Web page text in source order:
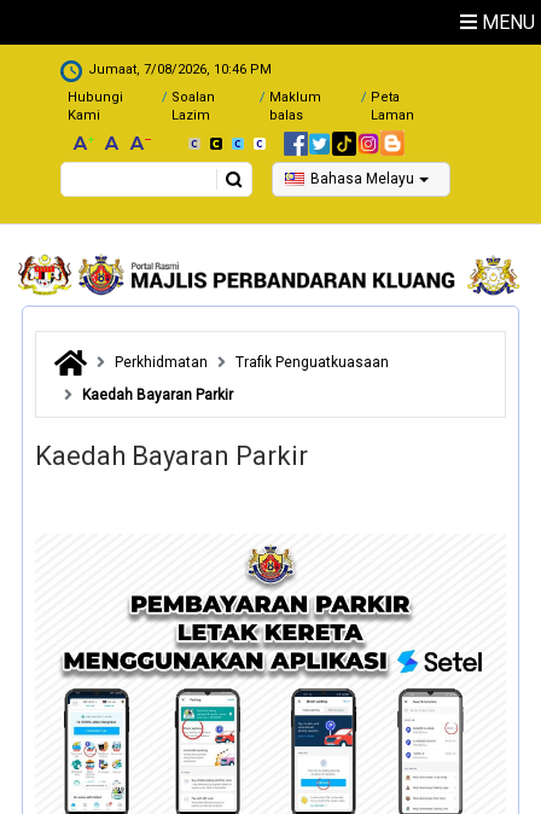
MENU
.
Jumaat, 7/08/2026, 10:46 PM
Hubungi
Kami
Soalan
Lazim
Maklum
balas
Peta
Laman
Search Bahasa Melayu
Perkhidmatan
Trafik Penguatkuasaan
Kaedah Bayaran Parkir
Kaedah Bayaran Parkir